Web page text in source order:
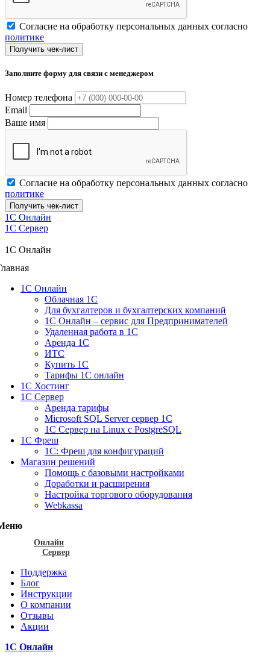
Согласие на обработку персональных данных согласно
политике
Получить чек-лист
Заполните форму для связи с менеджером
Номер телефона
Email
Ваше имя
Согласие на обработку персональных данных согласно
политике
Получить чек-лист
1C Онлайн
1С Сервер
1C Онлайн
1С Онлайн
Облачная 1С
Для бухгалтеров и бухгалтерских компаний
1C Онлайн – сервис для Предпринимателей
Удаленная работа в 1С
Аренда 1С
ИТС
Купить 1С
Тарифы 1С онлайн
1С Хостинг
1С Сервер
Аренда тарифы
Microsoft SQL Server сервер 1С
1С Сервер на Linux c PostgreSQL
1С Фреш
1С: Фреш для конфигураций
Магазин решений
Помощь с базовыми настройками
Доработки и расширения
Настройка торгового оборудования
Webkassa
Онлайн
Сервер
Поддержка
Блог
Инструкции
О компании
Отзывы
Акции
1С Онлайн